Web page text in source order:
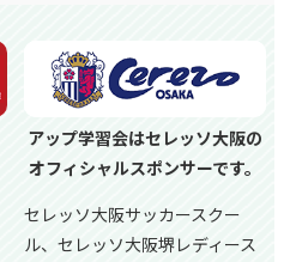
アップ学習会はセレッソ大阪の
オフィシャルスポンサーです。
セレッソ大阪サッカースクー
ル、 セレッソ大阪堺レディース